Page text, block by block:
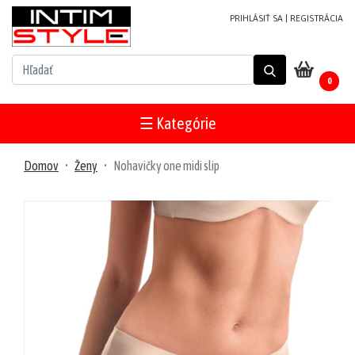
PRIHLÁSIŤ SA REGISTRÁCIA
0
NOVINKY
V
MUŽI
Mikiny/bundy
Trenírky/boxerky
☰ Kategórie
Domov Ženy Nohavičky one midi slip